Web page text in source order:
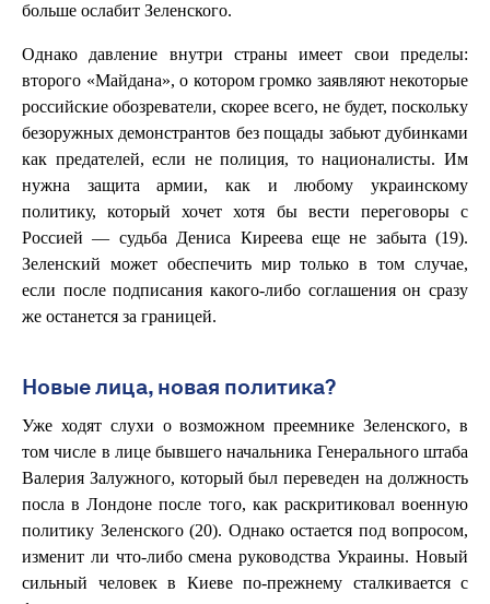
больше ослабит Зеленского.
Однако давление внутри страны имеет свои пределы:
второго «Майдана», о котором громко заявляют некоторые
российские обозреватели, скорее всего, не будет, поскольку
безоружных демонстрантов без пощады забьют дубинками
как предателей, если не полиция, то националисты. Им
нужна защита армии, как и любому украинскому
политику, который хочет хотя бы вести переговоры с
Россией — судьба Дениса Киреева еще не забыта (19).
Зеленский может обеспечить мир только в том случае,
если после подписания какого-либо соглашения он сразу
же останется за границей.
Новые лица, новая политика?
Уже ходят слухи о возможном преемнике Зеленского, в
том числе в лице бывшего начальника Генерального штаба
Валерия Залужного, который был переведен на должность
посла в Лондоне после того, как раскритиковал военную
политику Зеленского (20). Однако остается под вопросом,
изменит ли что-либо смена руководства Украины. Новый
сильный человек в Киеве по-прежнему сталкивается с